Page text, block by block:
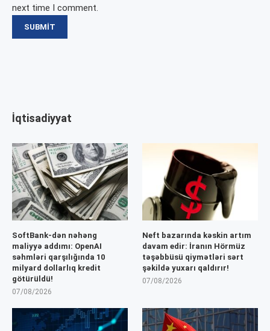
next time I comment.
İqtisadiyyat
SoftBank-dən nəhəng
maliyyə addımı: OpenAI
səhmləri qarşılığında 10
milyard dollarlıq kredit
götürüldü!
07/08/2026
Neft bazarında kəskin artım
davam edir: İranın Hörmüz
təşəbbüsü qiymətləri sərt
şəkildə yuxarı qaldırır!
07/08/2026